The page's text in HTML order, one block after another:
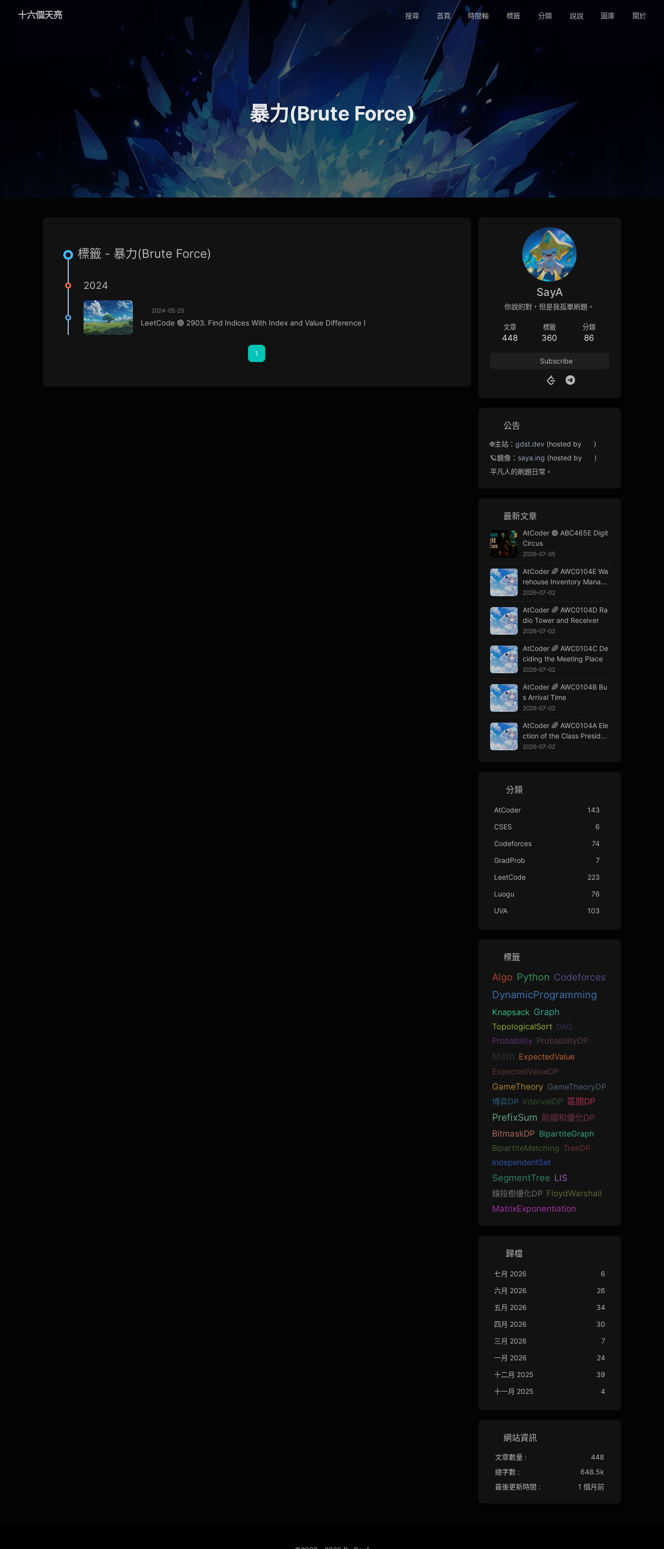
十六個天亮 搜尋 首頁 時間軸 標籤 分類 說說 圖庫 關於
暴力(Brute Force)
標籤 - 暴力(Brute Force)
2024
2024-05-25
LeetCode 🟢 2903. Find Indices With Index and Value Difference I
1
SayA
你說的對，但是我孤單刷題。
文章
448
標籤
360
分類
86
Subscribe
公告
🌐主站： gdst.dev (hosted by
)
🪐鏡像： saya.ing (hosted by
)
平凡人的刷題日常。
最新文章
AtCoder 🟢 ABC465E Digit
Circus
2026-07-05
AtCoder 🌈 AWC0104E Wa
rehouse Inventory Manage
ment
2026-07-02
AtCoder 🌈 AWC0104D Ra
dio Tower and Receiver
2026-07-02
AtCoder 🌈 AWC0104C De
ciding the Meeting Place
2026-07-02
AtCoder 🌈 AWC0104B Bu
s Arrival Time
2026-07-02
AtCoder 🌈 AWC0104A Ele
ction of the Class Presiden
t2026-07-02
分類
AtCoder
143
CSES
6
Codeforces
74
GradProb
7
LeetCode
223
Luogu
76
UVA
103
標籤
Algo Python Codeforces
DynamicProgramming
Knapsack Graph
TopologicalSort DAG
Probability ProbabilityDP
Math ExpectedValue
ExpectedValueDP
GameTheory GameTheoryDP
博弈DP IntervalDP 區間DP
PrefixSum 前綴和優化DP
BitmaskDP BipartiteGraph
BipartiteMatching TreeDP
IndependentSet
SegmentTree LIS
線段樹優化DP FloydWarshall
MatrixExponentiation
歸檔
七月 2026
6
六月 2026
26
五月 2026
34
四月 2026
30
三月 2026
7
一月 2026
24
十二月 2025
39
十一月 2025
4
網站資訊
文章數量 :
448
總字數 :
648.5k
最後更新時間 :
1 個月前